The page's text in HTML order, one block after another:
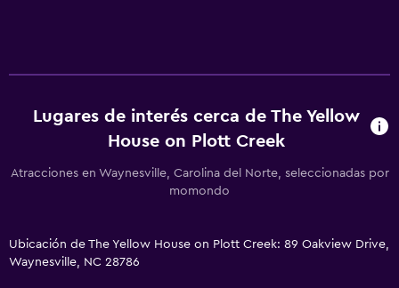
Lugares de interés cerca de The Yellow
House on Plott Creek
Atracciones en Waynesville, Carolina del Norte, seleccionadas por
momondo
Ubicación de The Yellow House on Plott Creek: 89 Oakview Drive,
Waynesville, NC 28786